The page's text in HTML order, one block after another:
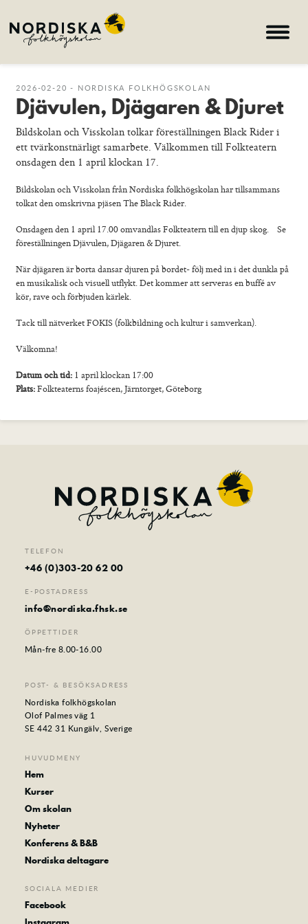
Hem
Kurser
Om skolan
Nyheter
Konferens & B&B
Nordiska deltagare
Allmän kurs
Bild
Foto
Teater
Distans
2026-02-20 - NORDISKA FOLKHÖGSKOLAN
Djävulen, Djägaren & Djuret
Bildskolan och Visskolan tolkar föreställningen Black Rider i
ett tvärkonstnärligt samarbete. Välkommen till Folkteatern
onsdagen den 1 april klockan 17.
Bildskolan och Visskolan från Nordiska folkhögskolan har tillsammans
tolkat den omskrivna pjäsenThe Black Rider.
Onsdagen den 1 april 17.00 omvandlas Folkteatern till en djup skog. Se
föreställningenDjävulen, Djägaren & Djuret.
När djägaren är borta dansar djuren på bordet- följ med in i det dunkla på
en musikalisk och visuell utflykt. Det kommer att serveras en buffé av
kör, rave och förbjuden kärlek.
Tack till nätverket FOKIS (folkbildning och kultur i samverkan).
Välkomna!
Datum och tid: 1 april klockan 17:00
Plats:Folkteaterns foajéscen, Järntorget, Göteborg
TELEFON
+46 (0)303-20 62 00
E-POSTADRESS
info@nordiska.fhsk.se
ÖPPETTIDER
Mån-fre 8.00-16.00
POST- & BESÖKSADRESS
Nordiska folkhögskolan
Olof Palmes väg 1
SE 442 31 Kungälv, Sverige
HUVUDMENY
Hem
Kurser
Om skolan
Nyheter
Konferens & B&B
Nordiska deltagare
SOCIALA MEDIER
Facebook